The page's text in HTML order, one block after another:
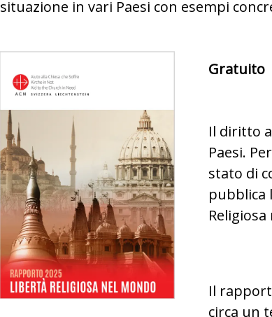
situazione in vari Paesi con esempi
Gratuito
Il diritto
Paesi.
stato di
pubblica
Il
circa un